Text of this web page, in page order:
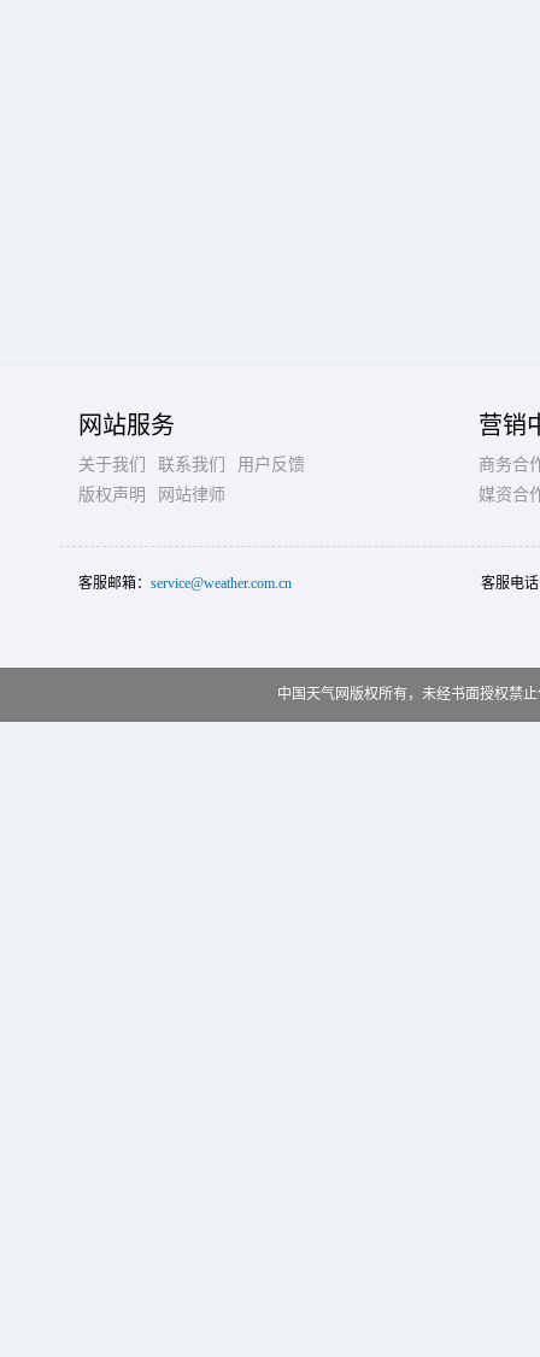
网站服务
关于我们 联系我们
用户反馈
版权声明
网站律师
营销
商务合
媒资合
客服邮箱： service@weather.com.cn 客服电
中国天气网版权所有，未经书面授权